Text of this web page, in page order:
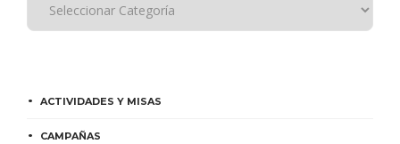
ACTIVIDADES Y MISAS
CAMPAÑAS